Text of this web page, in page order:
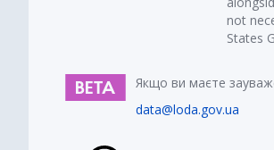
not
States
Якщо ви маєте
data@loda.gov.ua